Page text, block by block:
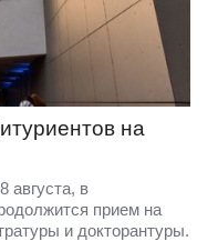
на
августа, в
прием на
и докторантуры.